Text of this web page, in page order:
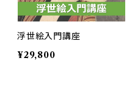
浮世絵入門講座
¥29,800